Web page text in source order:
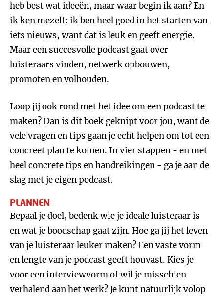
heb best wat ideeën, maar waar begin ik aan? En
ik ken mezelf: ik ben heel goed in het starten van
iets nieuws, want dat is leuk en geeft energie.
Maar een succesvolle podcast gaat over
luisteraars vinden, netwerk opbouwen,
promoten en volhouden.
Loop jij ook rond met het idee om een podcast te
maken? Dan is dit boek geknipt voor jou, want de
vele vragen en tips gaan je echt helpen om tot een
concreet plan te komen. In vier stappen - en met
heel concrete tips en handreikingen - ga je aan de
slag met je eigen podcast.
PLANNEN
Bepaal je doel, bedenk wie je ideale luisteraar is
en wat je boodschap gaat zijn. Hoe ga jij het leven
van je luisteraar leuker maken? Een vaste vorm
en lengte van je podcast geeft houvast. Kies je
voor een interviewvorm of wil je misschien
verhalend aan het werk? Je kunt natuurlijk volop